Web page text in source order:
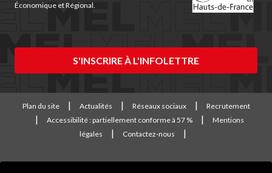
Économique et Régional.
S'INSCRIRE À L'INFOLETTRE
Plan du site Actualités Réseaux sociaux
Recrutement
Accessibilité : partiellement conforme à 57 %
Mentions
légales
Contactez-nous